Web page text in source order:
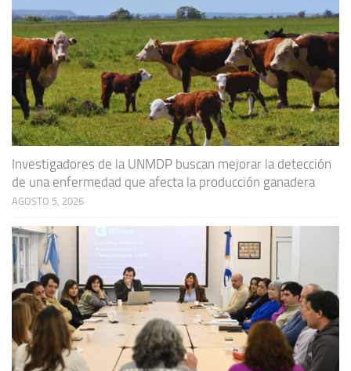
Investigadores de la UNMDP buscan mejorar la detección
de una enfermedad que afecta la producción ganadera
AGOSTO 5, 2026